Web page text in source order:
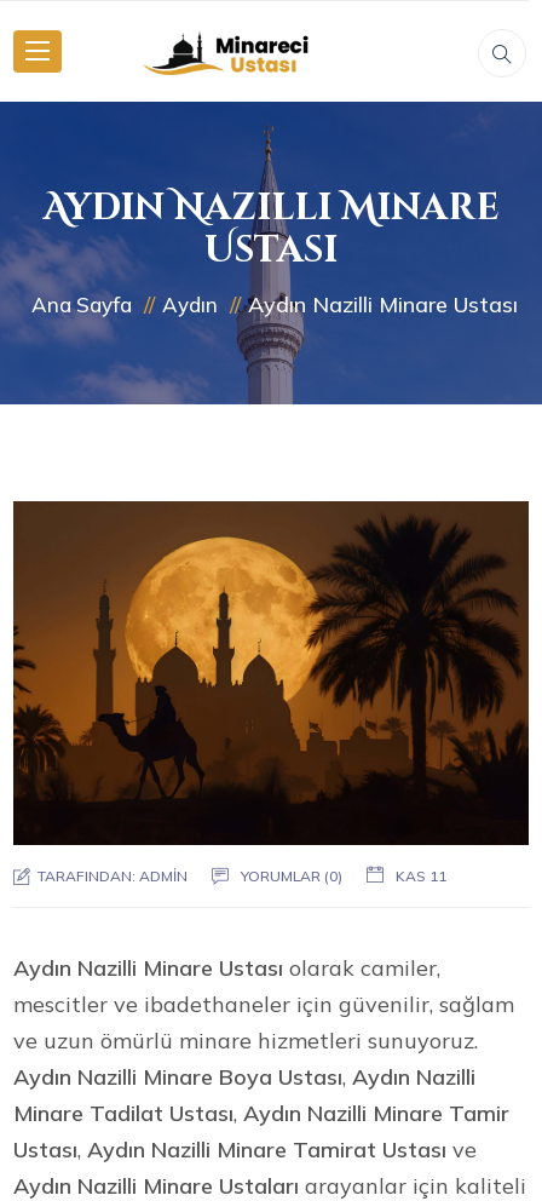
Aydın Nazilli Minare
Ustası
Ana Sayfa Aydın Aydın Nazilli Minare Ustası
TARAFINDAN: ADMIN YORUMLAR (0) KAS 11
Aydın Nazilli Minare Ustası olarak camiler,
mescitler ve ibadethaneler için güvenilir, sağlam
ve uzun ömürlü minare hizmetleri sunuyoruz.
Aydın Nazilli Minare Boya Ustası,Aydın Nazilli
Minare Tadilat Ustası,Aydın Nazilli Minare Tamir
Ustası,Aydın Nazilli Minare Tamirat Ustası ve
Aydın Nazilli Minare Ustaları arayanlar için kaliteli